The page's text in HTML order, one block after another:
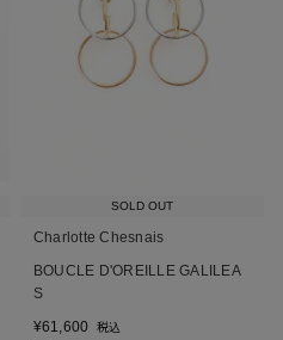
SOLD OUT
Charlotte Chesnais
BOUCLE D'OREILLE GALILEA
S
¥61,600 税込